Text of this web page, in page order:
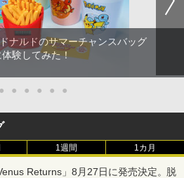
ナルドのサマーチャンスバッグ
験してみた！
● ● ● ● ● ●
1週間 1カ月
Returns」8月27日に発売決定。脱